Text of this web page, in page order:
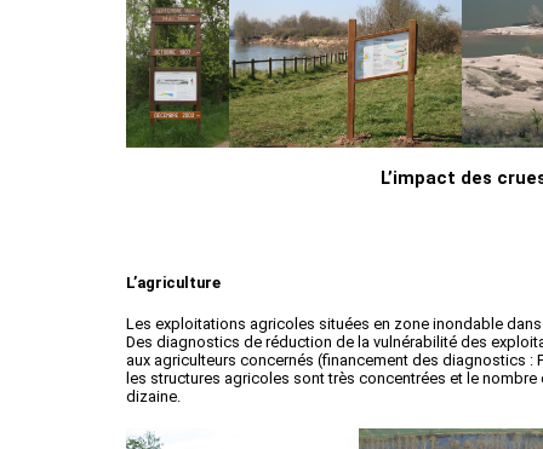
L’impact des
L’agriculture
Les exploitations agricoles situées en zone inondable dans
Des diagnostics de réduction de la vulnérabilité des
aux agriculteurs concernés (financement des diagnostics :
les structures agricoles sont très concentrées et le nombre
dizaine.